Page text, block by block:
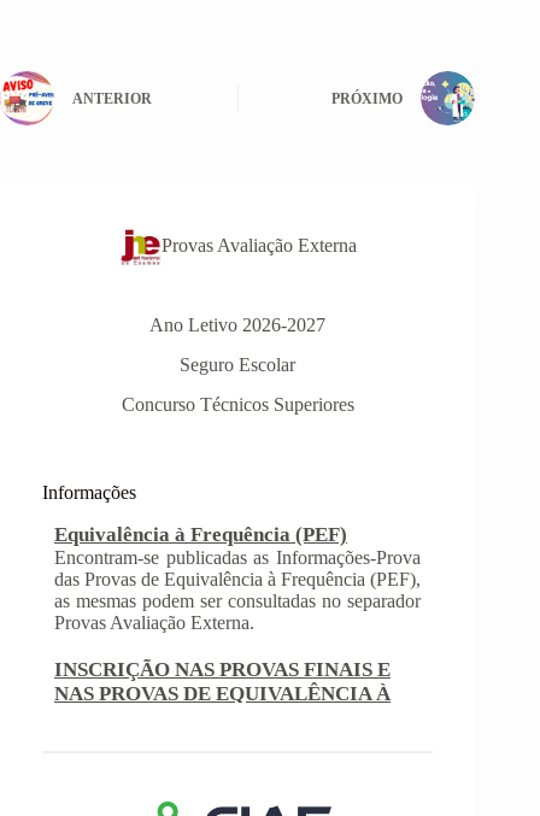
ANTERIOR PRÓXIMO
Provas Avaliação Externa
Ano Letivo 2026-2027
Seguro Escolar
Concurso Técnicos Superiores
Informações
Informações-Prova Provas de
Equivalência à Frequência (PEF)
as mesmas podem ser consultadas no separador
Provas Avaliação Externa.
INSCRIÇÃO NAS PROVAS FINAIS E
NAS PROVAS DE EQUIVALÊNCIA À
FREQUÊNCIA
Com a publicação da Norma 1 do JNE – Júri
prazos para inscrição nas provas finais e nas
provas de equivalência à frequência, para
Nos termos do Artigo 36º da Portaria nº 223-